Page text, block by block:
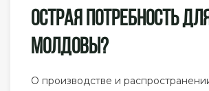
Острая Потребность
Молдовы?
О производстве и